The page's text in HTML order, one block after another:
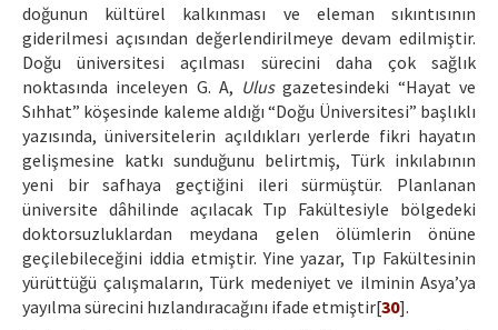
doğunun kültürel kalkınması ve eleman sıkıntısının
giderilmesi açısından değerlendirilmeye devam edilmiştir.
Doğu üniversitesi açılması sürecini daha çok sağlık
noktasında inceleyen G. A, Ulusgazetesindeki “Hayat ve
Sıhhat” köşesinde kaleme aldığı “Doğu Üniversitesi” başlıklı
yazısında, üniversitelerin açıldıkları yerlerde fikri hayatın
gelişmesine katkı sunduğunu belirtmiş, Türk inkılabının
yeni bir safhaya geçtiğini ileri sürmüştür. Planlanan
üniversite dâhilinde açılacak Tıp Fakültesiyle bölgedeki
doktorsuzluklardan meydana gelen ölümlerin önüne
geçilebileceğini iddia etmiştir. Yine yazar, Tıp Fakültesinin
yürüttüğü çalışmaların, Türk medeniyet ve ilminin Asya’ya
yayılma sürecini hızlandıracağını ifade etmiştir[30].